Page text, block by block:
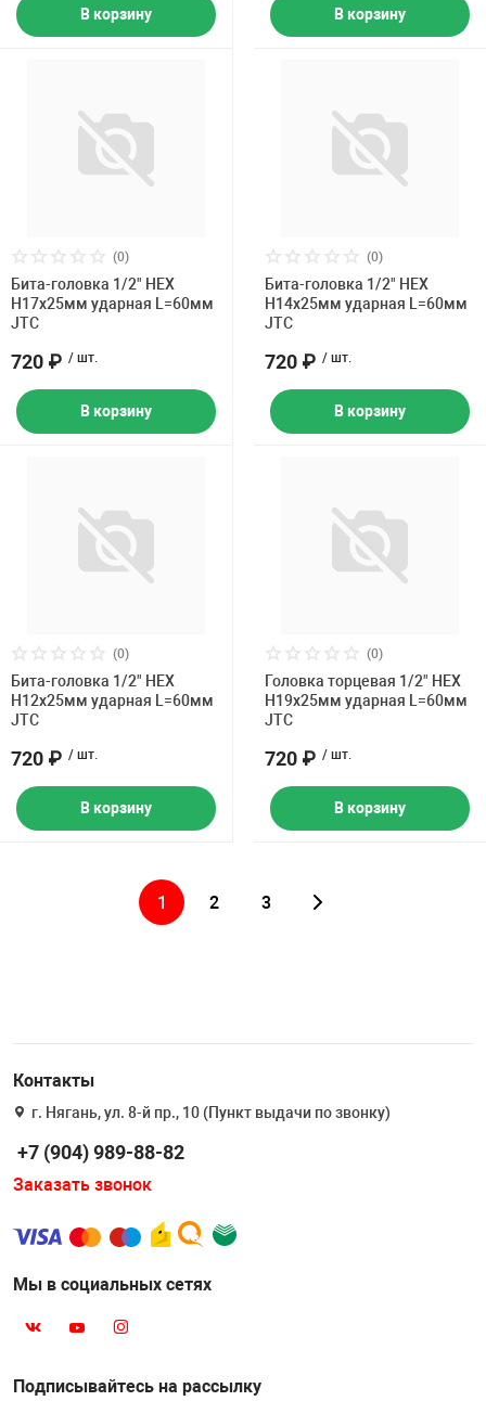
В корзину В корзину
(0)
Бита-головка 1/2" HEX
H17х25мм ударная L=60мм
JTC
720 ₽ / шт.
В корзину
(0)
Бита-головка 1/2" HEX
H14х25мм ударная L=60мм
JTC
720 ₽ / шт.
В корзину
(0)
Бита-головка 1/2" HEX
H12х25мм ударная L=60мм
JTC
720 ₽ / шт.
В корзину
(0)
Головка торцевая 1/2" HEX
H19х25мм ударная L=60мм
JTC
720 ₽ / шт.
В корзину
1 2 3
Контакты
г. Нягань, ул. 8-й пр., 10 (Пункт выдачи по звонку)
+7 (904) 989-88-82
Заказать звонок
Мы в социальных сетях
Подписывайтесь на рассылку